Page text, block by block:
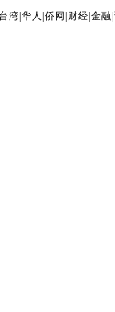
台湾 |华人 |侨网 财经 |金融 |